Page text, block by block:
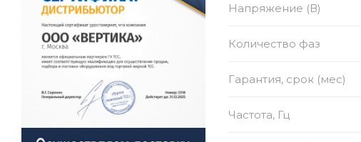
Напряжение (В)
Количество фаз
Гарантия, срок (мес)
Частота, Гц